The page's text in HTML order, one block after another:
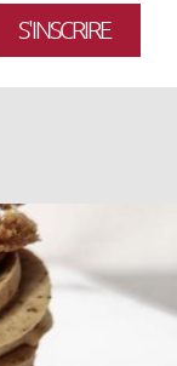
S'INSCRIRE